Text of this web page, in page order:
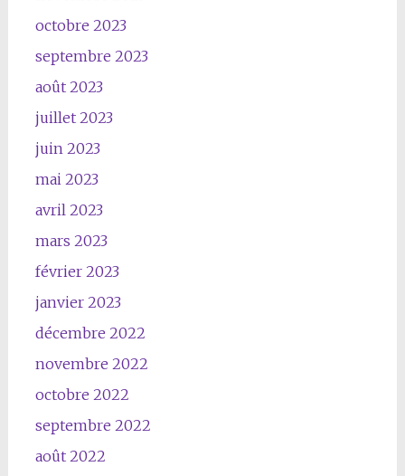
octobre 2023
septembre 2023
août 2023
juillet 2023
juin 2023
mai 2023
avril 2023
mars 2023
février 2023
janvier 2023
décembre 2022
novembre 2022
octobre 2022
septembre 2022
août 2022